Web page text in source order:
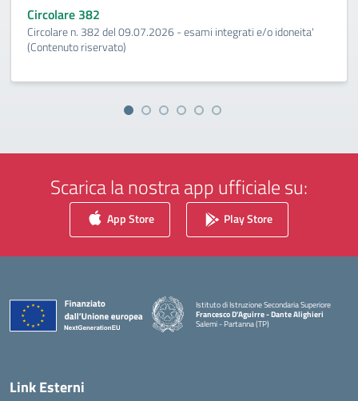
Circolare 382
Circolare n. 382 del 09.07.2026 - esami integrati e/o idoneita'
(Contenuto riservato)
Scarica la nostra app ufficiale su:
App Store Play Store
Istituto di Istruzione Secondaria Superiore
Francesco D'Aguirre - Dante Alighieri
Salemi - Partanna (TP)
Link Esterni